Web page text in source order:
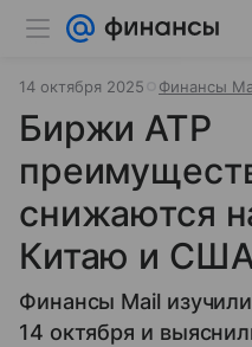
14 октября 2025 Финансы
Биржи АТР
снижаются
Китаю и
Финансы Mail
14 октября и